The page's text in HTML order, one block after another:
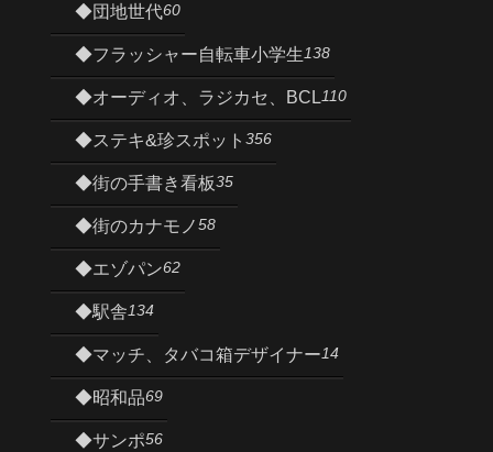
◆団地世代60
◆フラッシャー自転車小学生138
◆オーディオ、ラジカセ、BCL110
◆ステキ&珍スポット 356
◆街の手書き看板35
◆街のカナモノ58
◆エゾパン62
◆駅舎134
◆マッチ、タバコ箱デザイナー14
◆昭和品69
◆サンポ56